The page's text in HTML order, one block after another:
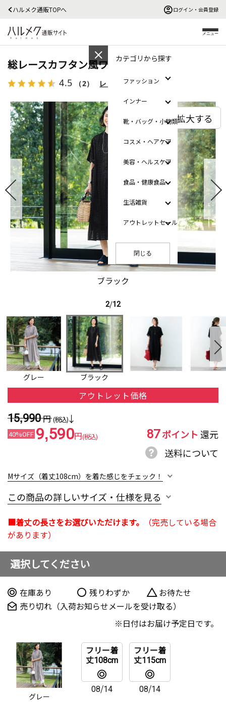
ハルメク通販TOPへ ログイン・会員登録
メニュー
カテゴリから探す
ファッション
インナー
靴・バッグ・小物類
コスメ・ヘアケア
美容・ヘルスケア
食品・健康食品
生活雑貨
アウトレットセール
閉じる
総レースカフタン風ワンピース
4.5 （2） レビューを見る
ブラック
拡大する
2/12
グレー ブラック
アウトレット価格
15,990円 (税込)
40%OFF 9,590円(税込) 87ポイント 還元
送料について
Mサイズ（着丈108cm）を着た感じをチェック！
この商品の詳しいサイズ・仕様を見る
■着丈の長さをお選びいただけます。
（完売している場合
があります）
選択してください
在庫あり 残りわずか
お待たせ
売り切れ（入荷お知らせメールを受け取る）
日付はお届け予定日です。
グレー
フリー着
丈108cm
08/14
フリー着
丈115cm
08/14